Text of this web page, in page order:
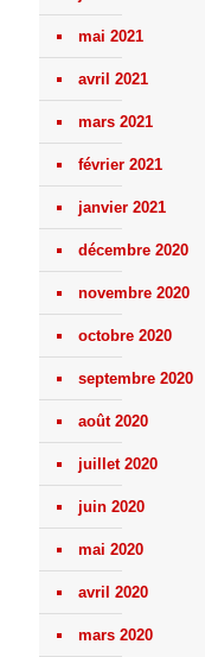
mai 2021
avril 2021
mars 2021
février 2021
janvier 2021
décembre 2020
novembre 2020
octobre 2020
septembre 2020
août 2020
juillet 2020
juin 2020
mai 2020
avril 2020
mars 2020